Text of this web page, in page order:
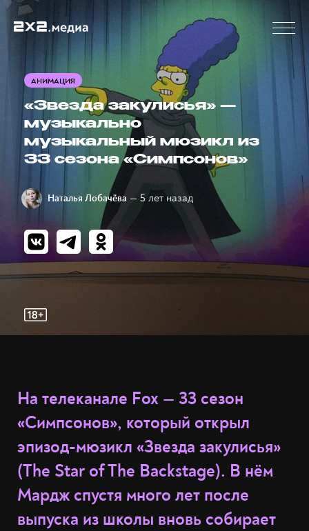
АНИМАЦИЯ
«Звезда закулисья» —
музыкально
музыкальный мюзикл из
33 сезона «Симпсонов»
Наталья Лобачёва — 5 лет назад
На телеканале Fox — 33 сезон
«Симпсонов», который открыл
эпизод-мюзикл «Звезда закулисья»
(The Star of The Backstage). В нём
Мардж спустя много лет после
выпуска из школы вновь собирает